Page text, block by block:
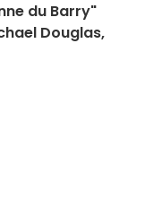
du Barry"
Douglas,